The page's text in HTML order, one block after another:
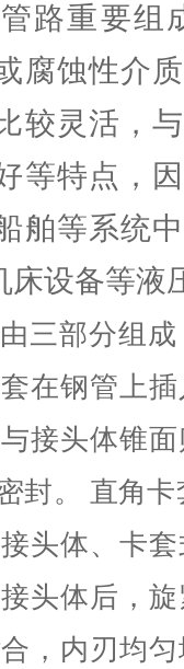
路重要组
腐蚀性介
较灵活，
等特点，
舶等系统
床设备等液
由三部分组
在钢管上
接头体锥
封。 直角
头体、卡
头体后，
，内刃均